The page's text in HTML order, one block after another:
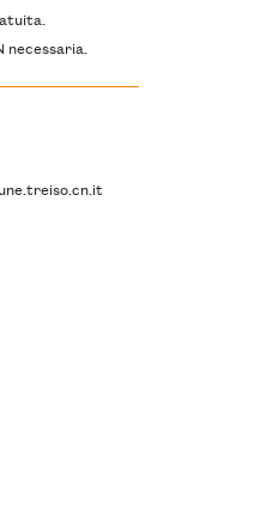
necessaria.